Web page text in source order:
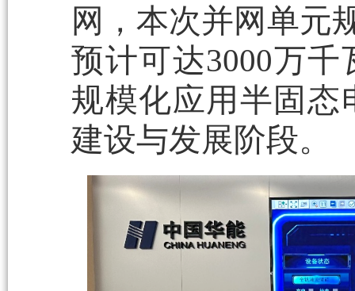
网，本次并网单元
预计可达3000万
规模化应用半固态
建设与发展阶段。